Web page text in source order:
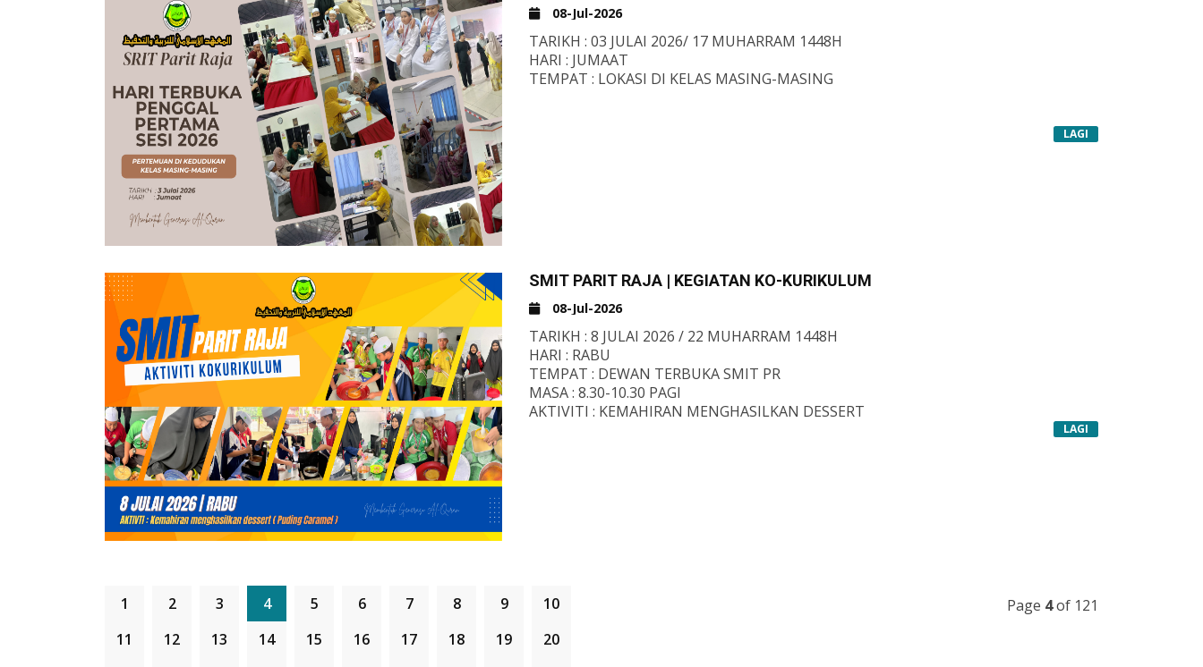
08-Jul-2026
TARIKH : 03 JULAI 2026/ 17 MUHARRAM 1448H
HARI : JUMAAT
TEMPAT : LOKASI DI KELAS MASING-MASING
LAGI
SMIT PARIT RAJA | KEGIATAN KO-KURIKULUM
08-Jul-2026
TARIKH : 8 JULAI 2026 / 22 MUHARRAM 1448H
HARI : RABU
TEMPAT : DEWAN TERBUKA SMIT PR
MASA : 8.30-10.30 PAGI
AKTIVITI : KEMAHIRAN MENGHASILKAN DESSERT
LAGI
1 2 3 4 5 6 7 8 9
10
11
12 13 14 15 16 17 18 19
20
Page 4of 121